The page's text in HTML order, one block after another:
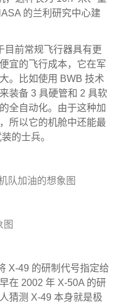
的兰利研究中心建
前常规飞行器具有更
宜的飞行成本，它在军
。比如使用 BWB 技术
装备 3 具硬管和 2 具软
全自动化。由于这种加
所以它的机舱中还能最
的士兵。
队加油的想象图
图
49 的研制代号指定给
在 2002 年 X-50A 的研
猜测 X-49 本身就是极